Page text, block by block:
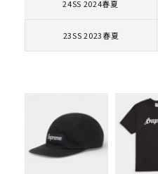
在庫のない
24SS 2024春夏
23SS 2023春夏